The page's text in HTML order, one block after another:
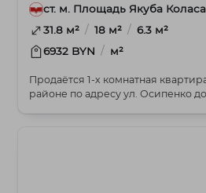
ст. м. Площадь Якуба Коласа
31.8 м² / 18 м² / 6.3 м²
6932 BYN / м²
Продаётся 1-х комнатная
районе по адресу ул. Осипенко